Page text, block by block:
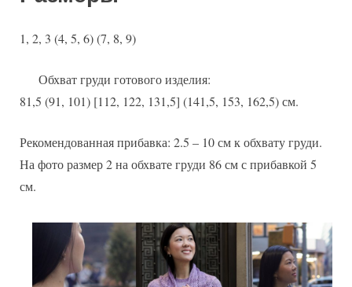
1, 2, 3 (4, 5, 6) (7, 8, 9)
Обхват груди готового изделия:
81,5 (91, 101) [112, 122, 131,5] (141,5, 153, 162,5) см.
Рекомендованная прибавка: 2.5 – 10 см к обхвату груди.
На фото размер 2 на обхвате груди 86 см с прибавкой 5
см.